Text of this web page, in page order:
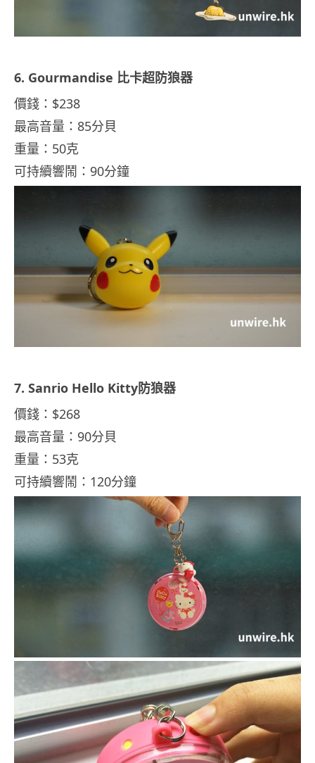
6. Gourmandise 比卡超防狼器
價錢：$238
最高音量：85分貝
重量：50克
可持續響鬧：90分鐘
7. Sanrio Hello Kitty防狼器
價錢：$268
最高音量：90分貝
重量：53克
可持續響鬧：120分鐘